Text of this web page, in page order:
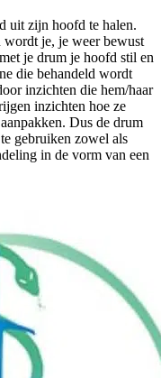
uit zijn hoofd te halen.
je, je weer bewust
je drum je hoofd stil en
die behandeld wordt
inzichten die hem/haar
inzichten hoe ze
Dus de drum
gebruiken zowel als
in de vorm van een